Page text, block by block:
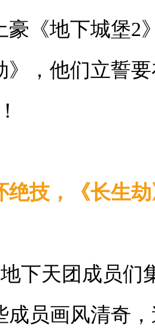
豪《地下城堡2
》，他们立誓
绝技，《长生
下天团成员们
成员画风清奇